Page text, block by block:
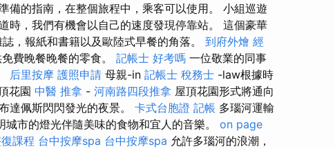
備的指南，在整個旅程中，乘客可以使用。 小組巡遊
時，我們有機會以自己的速度發現停靠站。 這個豪華
，報紙和書籍以及歐陸式早餐的角落。 到府外燴 經
費晚餐晚餐的零食。 記帳士 好考嗎 一位敬業的同事
后里按摩 護照申請 母親-in 記帳士 稅務士 -law根據時
花園 中醫 推拿 - 河南路四段推拿 屋頂花園形式將通向
達佩斯閃閃發光的夜景。 卡式台胞證 記帳 多瑙河運輸
市的燈光伴隨美味的食物和宜人的音樂。 on page
課程 台中按摩spa 台中按摩spa 允許多瑙河的浪潮，